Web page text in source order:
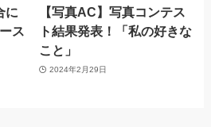
に
ス
【写真AC】写真コンテス
ト結果発表！「私の好きな
こと」
2024年2月29日